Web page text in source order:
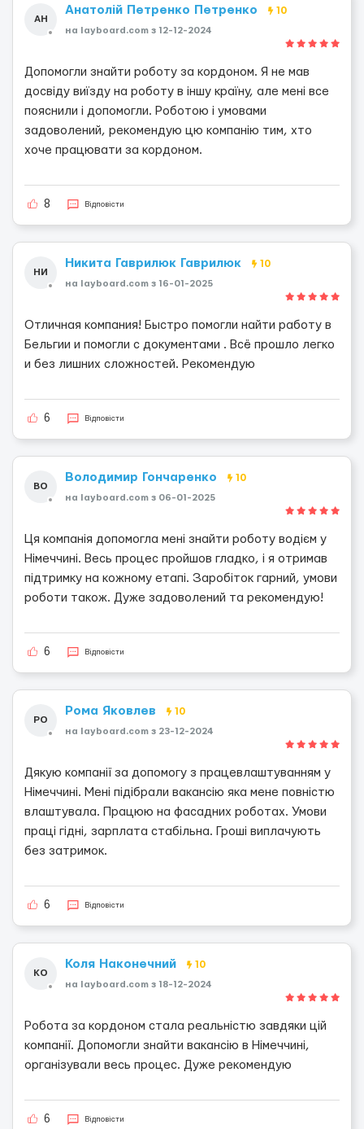
АН
Анатолій Петренко Петренко 10
на layboard.com з 12-12-2024
Допомогли знайти роботу за кордоном. Я не мав
досвіду виїзду на роботу в іншу країну, але мені все
пояснили і допомогли. Роботою і умовами
задоволений, рекомендую цю компанію тим, хто
хоче працювати за кордоном.
8 Відповісти
НИ
Никита Гаврилюк Гаврилюк 10
на layboard.com з 16-01-2025
Отличная компания! Быстро помогли найти работу в
Бельгии и помогли с документами . Всё прошло легко
и без лишних сложностей. Рекомендую
6 Відповісти
ВО
Володимир Гончаренко 10
на layboard.com з 06-01-2025
Ця компанія допомогла мені знайти роботу водієм у
Німеччині. Весь процес пройшов гладко, і я отримав
підтримку на кожному етапі. Заробіток гарний, умови
роботи також. Дуже задоволений та рекомендую!
6 Відповісти
РО
Рома Яковлев 10
на layboard.com з 23-12-2024
Дякую компанії за допомогу з працевлаштуванням у
Німеччині. Мені підібрали вакансію яка мене повністю
влаштувала. Працюю на фасадних роботах. Умови
праці гідні, зарплата стабільна. Гроші виплачують
без затримок.
6 Відповісти
КО
Коля Наконечний 10
на layboard.com з 18-12-2024
Робота за кордоном стала реальністю завдяки цій
компанії. Допомогли знайти вакансію в Німеччині,
організували весь процес. Дуже рекомендую
6 Відповісти